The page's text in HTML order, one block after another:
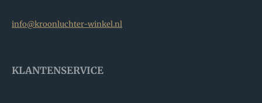
info@kroonluchter-winkel.nl
KLANTENSERVICE